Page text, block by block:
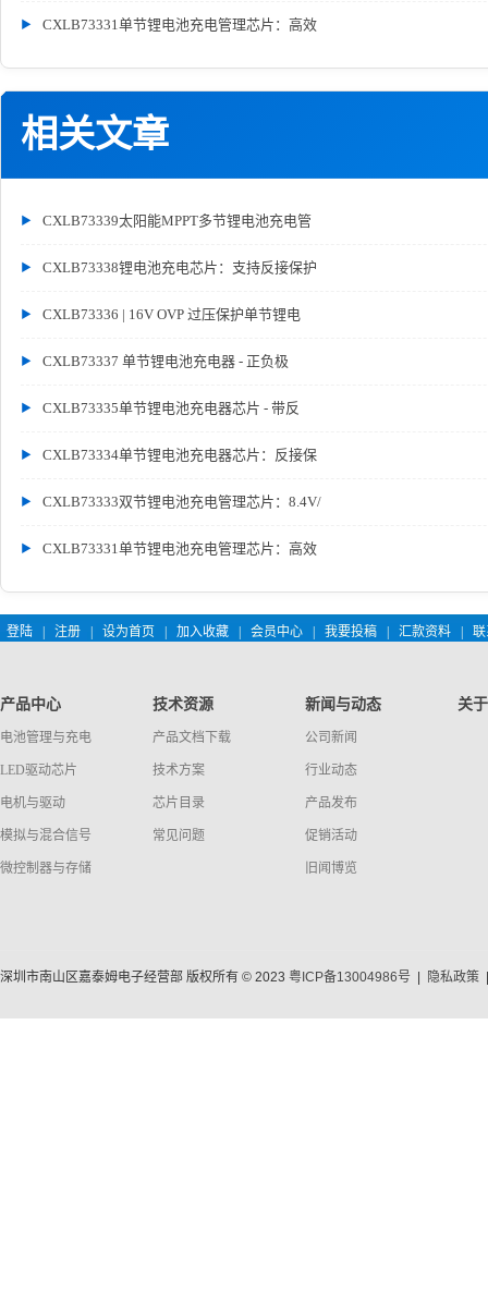
CXLB73331单节锂电池充电管理芯片：高效
相关文章
CXLB73339太阳能MPPT多节锂电池充电管
CXLB73338锂电池充电芯片：支持反接保护
CXLB73336 | 16V OVP 过压保护单节锂电
CXLB73337 单节锂电池充电器 - 正负极
CXLB73335单节锂电池充电器芯片 - 带反
CXLB73334单节锂电池充电器芯片：反接保
CXLB73333双节锂电池充电管理芯片：8.4V/
CXLB73331单节锂电池充电管理芯片：高效
登陆 注册 设为首页 加入收藏 会员中心 我要投稿 汇款资料
产品中心
电池管理与充电
LED驱动芯片
电机与驱动
模拟与混合信号
微控制器与存储
技术资源
产品文档下载
技术方案
芯片目录
常见问题
新闻与动态
公司新闻
行业动态
产品发布
促销活动
旧闻博览
关
深圳市南山区嘉泰姆电子经营部 版权所有 © 2023 粤ICP备13004986号 隐私政策